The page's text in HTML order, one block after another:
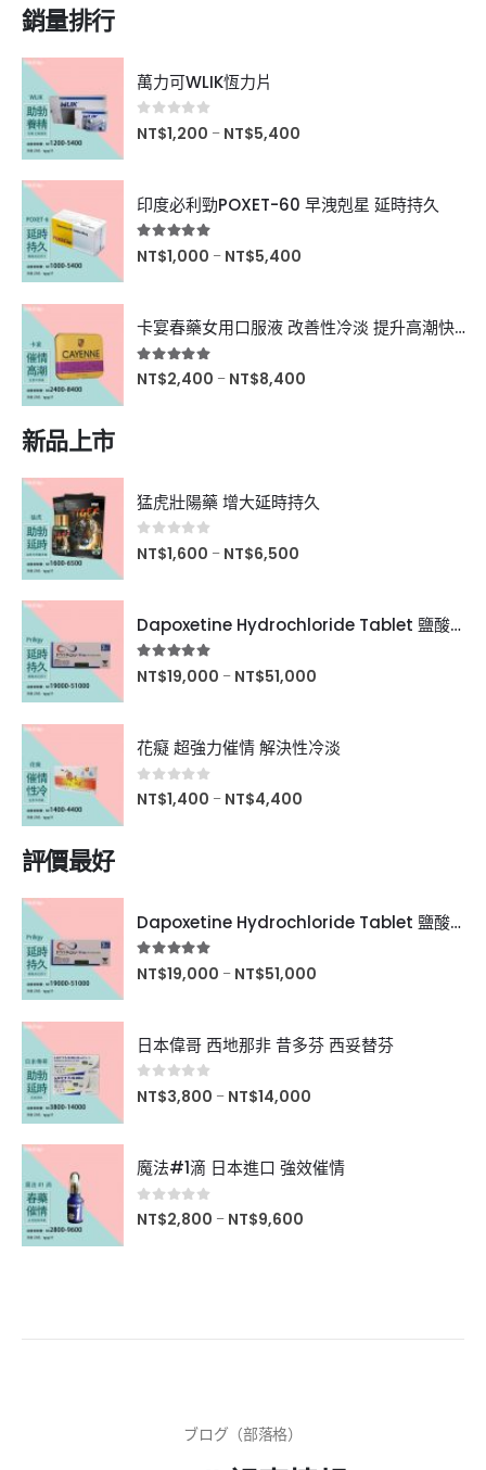
銷量排行
萬力可WLIK恆力片
0 滿分5分
NT$1,200 – NT$5,400
印度必利勁POXET-60 早洩剋星 延時持久
5.00滿分5分
NT$1,000 – NT$5,400
卡宴春藥女用口服液 改善性冷淡 提升高潮快感
5.00滿分5分
NT$2,400 – NT$8,400
新品上市
猛虎壯陽藥 增大延時持久
0 滿分5分
NT$1,600 – NT$6,500
Dapoxetine Hydrochloride Tablet 鹽酸達泊西汀片
5.00滿分5分
NT$19,000 – NT$51,000
花癡 超強力催情 解決性冷淡
0 滿分5分
NT$1,400 – NT$4,400
評價最好
Dapoxetine Hydrochloride Tablet 鹽酸達泊西汀片
5.00滿分5分
NT$19,000 – NT$51,000
日本偉哥 西地那非 昔多芬 西妥替芬
0 滿分5分
NT$3,800 – NT$14,000
魔法#1滴 日本進口 強效催情
0 滿分5分
NT$2,800 – NT$9,600
ブログ（部落格）